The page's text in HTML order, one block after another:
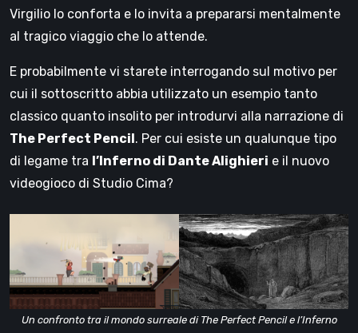
Virgilio lo conforta e lo invita a prepararsi mentalmente
al tragico viaggio che lo attende.
E probabilmente vi starete interrogando sul motivo per
cui il sottoscritto abbia utilizzato un esempio tanto
classico quanto insolito per introdurvi alla narrazione di
The Perfect Pencil. Per cui esiste un qualunque tipo
di legame tra l’Inferno di Dante Alighieri e il nuovo
videogioco di Studio Cima?
Un confronto tra il mondo surreale di The Perfect Pencil e l’Inferno